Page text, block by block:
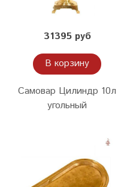
31395 руб
В корзину
Самовар Цилиндр 10л
угольный